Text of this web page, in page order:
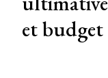
et budget